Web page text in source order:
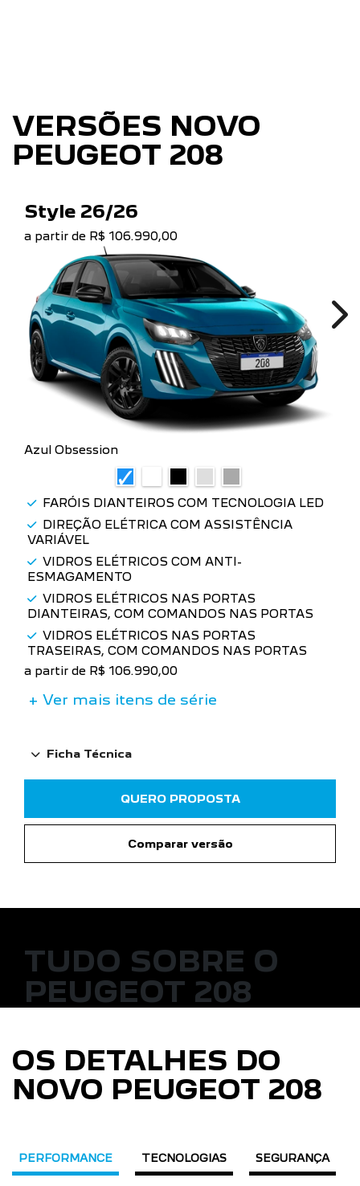
VERSÕES NOVO
PEUGEOT 208
Style 26/26
a partir de R$ 106.990,00
Azul Obsession
FARÓIS DIANTEIROS COM TECNOLOGIA LED
DIREÇÃO ELÉTRICA COM ASSISTÊNCIA
VARIÁVEL
VIDROS ELÉTRICOS COM ANTI-
ESMAGAMENTO
VIDROS ELÉTRICOS NAS PORTAS
DIANTEIRAS, COM COMANDOS NAS PORTAS
VIDROS ELÉTRICOS NAS PORTAS
TRASEIRAS, COM COMANDOS NAS PORTAS
a partir de R$ 106.990,00
+ Ver mais itens de série
Ficha Técnica
QUERO PROPOSTA
Comparar versão
TUDO SOBRE O
PEUGEOT 208
OS DETALHES DO
NOVO PEUGEOT 208
PERFORMANCE TECNOLOGIAS SEGURANÇA